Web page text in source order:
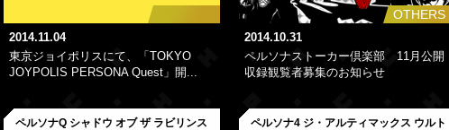
2014.11.04
東京ジョイポリスにて、「TOKYO
JOYPOLIS PERSONA Quest」開...
OTHERS
2014.10.31
ペルソナストーカー倶楽部 11月公開
収録観覧者募集のお知らせ
ペルソナQ シャドウ オブ ザ ラビリンス
ペルソナ4 ジ・アルティマックス ウルト